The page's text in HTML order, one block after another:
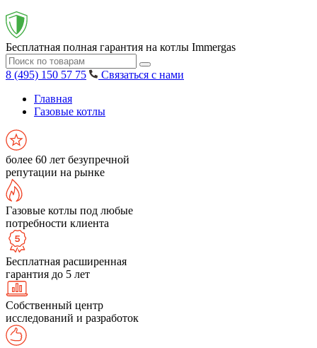
Бесплатная полная гарантия на котлы Immergas
8 (495) 150 57 75
Связаться с нами
Главная
Газовые котлы
более 60 лет безупречной
репутации на рынке
Газовые котлы под любые
потребности клиента
Бесплатная расширенная
гарантия до 5 лет
Собственный центр
исследований и разработок